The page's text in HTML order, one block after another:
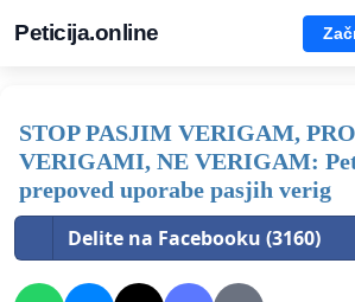
Peticija.online
STOP PASJIM VERIGAM,
VERIGAMI, NE VERIGAM:
prepoved uporabe pasjih verig
Delite na Facebooku (3160)